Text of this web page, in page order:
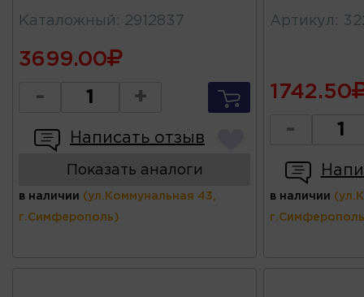
Каталожный : 2912837
3699.00
- +
Написать отзыв
Показать аналоги
в наличии (ул.Коммунальная 43,
г.Симферополь)
Артикул :
1742.50
-
в наличии